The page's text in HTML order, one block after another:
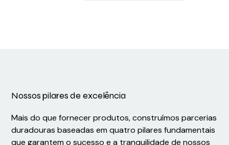
Nossos pilares de excelência
Mais do que fornecer produtos, construímos parcerias
duradouras baseadas em quatro pilares fundamentais
que garantem o sucesso e a tranquilidade de nossos